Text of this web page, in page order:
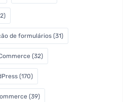
de formulários (31)
(32)
(170)
(39)